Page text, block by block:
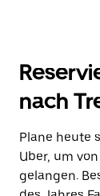
Kalender
interagieren
ein
Datum
auszuwählen.
Drücke
die
nach
Plane heute
Uber, um
gelangen.